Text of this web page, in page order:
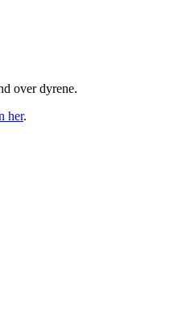
over dyrene.
her.